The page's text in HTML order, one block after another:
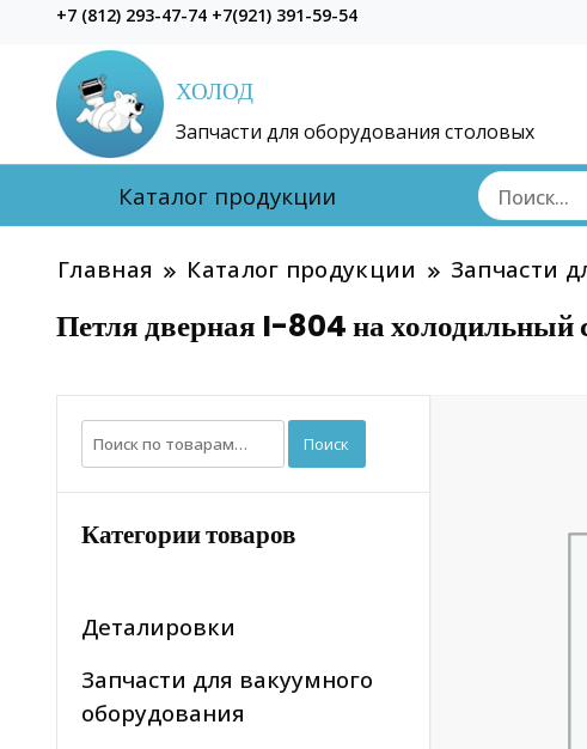
+7 (812) 293-47-74 +7(921) 391-59-54
ХОЛОД
Запчасти для оборудования столовых
Каталог продукции
Главная Каталог продукции Запчасти
Петля дверная I-804 на холодильный
Искать: Поиск
Категории товаров
Деталировки
Запчасти для вакуумного
оборудования